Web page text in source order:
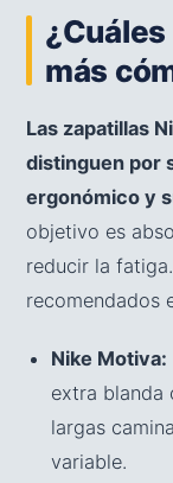
más
Las zapatillas
distinguen por
ergonómico y
objetivo es
reducir la
recomendados
Nike Motiva:
extra blanda
largas
variable.